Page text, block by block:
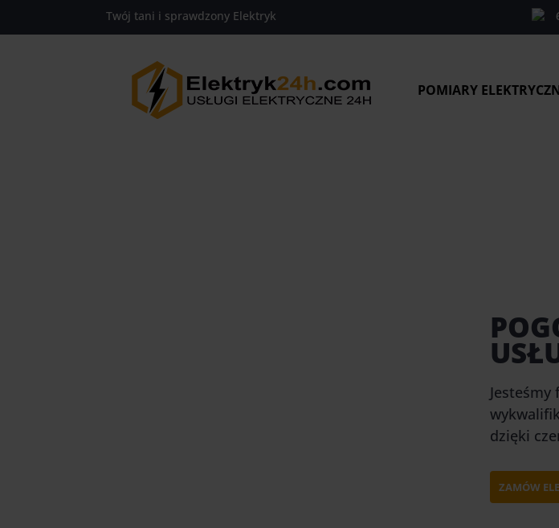
https://www.elektryk24h.comTwój tani i sprawdzony Elektryk
POMIARY
dzięki
ZAMÓW